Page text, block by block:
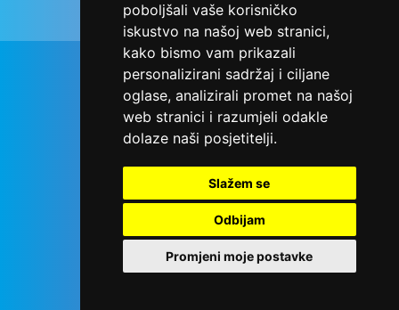
poboljšali vaše korisničko
iskustvo na našoj web stranici,
kako bismo vam prikazali
personalizirani sadržaj i ciljane
oglase, analizirali promet na našoj
web stranici i razumjeli odakle
dolaze naši posjetitelji.
Slažem se
Odbijam
Promjeni moje postavke